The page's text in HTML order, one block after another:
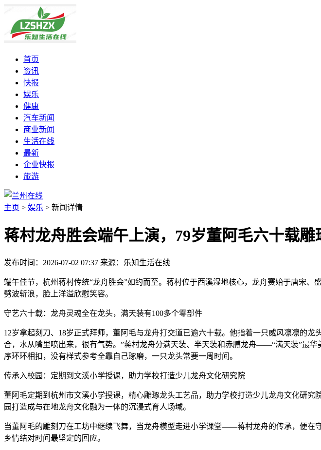
首页
资讯
快报
娱乐
健康
汽车新闻
商业新闻
生活在线
最新
企业快报
旅游
主页 > 娱乐 > 新闻详情
蒋村龙舟胜会端午上演，79岁董阿毛六十载雕
发布时间：2026-07-02 07:37 来源：乐知生活在线
端午佳节，杭州蒋村传统“龙舟胜会”如约而至。蒋村位于西溪湿地核心，龙舟赛始于唐宋
劈波斩浪，脸上洋溢欣慰笑容。
守艺六十载：龙舟灵魂全在龙头，满天装有100多个零部件
12岁拿起刻刀、18岁正式拜师，董阿毛与龙舟打交道已逾六十载。他指着一只威风凛凛的
合，水从嘴里喷出来，很有气势。”蒋村龙舟分满天装、半天装和赤膊龙舟——“满天装”最
序环环相扣，没有样式参考全靠自己琢磨，一只龙头常要一周时间。
传承入校园：定期到文溪小学授课，助力学校打造少儿龙舟文化研究院
董阿毛定期到杭州市文溪小学授课，精心雕琢龙头工艺品，助力学校打造少儿龙舟文化研
园打造成与在地龙舟文化融为一体的沉浸式育人场域。
当董阿毛的雕刻刀在工坊中继续飞舞，当龙舟模型走进小学课堂——蒋村龙舟的传承，便在
乡情结对时间最坚定的回应。‍